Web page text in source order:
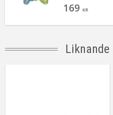
sken. Perfekt
169 KR